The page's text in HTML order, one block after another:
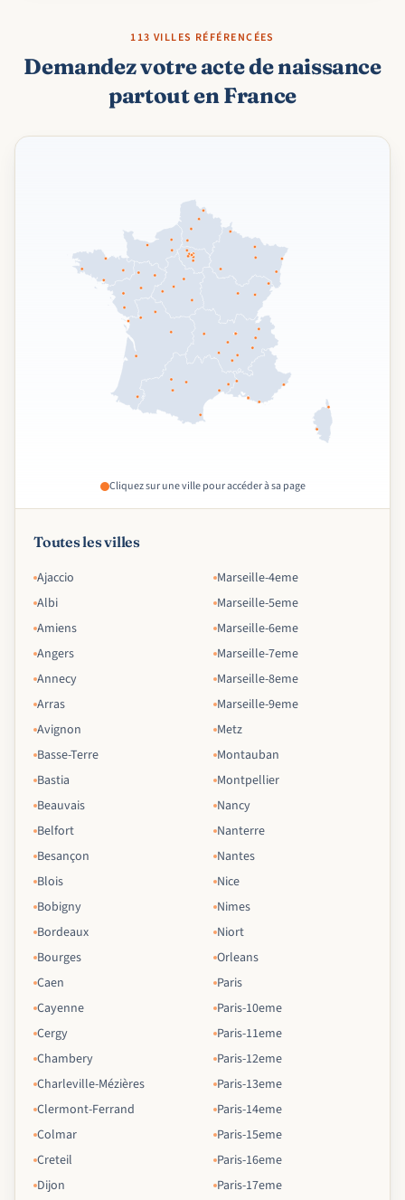
113 VILLES RÉFÉRENCÉES
Demandez votre acte de naissance
partout en France
Cliquez sur une ville pour accéder à sa page
Toutes les villes
Ajaccio
Albi
Amiens
Angers
Annecy
Arras
Avignon
Basse-Terre
Bastia
Beauvais
Belfort
Besançon
Blois
Bobigny
Bordeaux
Bourges
Caen
Cayenne
Cergy
Chambery
Charleville-Mézières
Clermont-Ferrand
Colmar
Creteil
Dijon
Marseille-4eme
Marseille-5eme
Marseille-6eme
Marseille-7eme
Marseille-8eme
Marseille-9eme
Metz
Montauban
Montpellier
Nancy
Nanterre
Nantes
Nice
Nimes
Niort
Orleans
Paris
Paris-10eme
Paris-11eme
Paris-12eme
Paris-13eme
Paris-14eme
Paris-15eme
Paris-16eme
Paris-17eme